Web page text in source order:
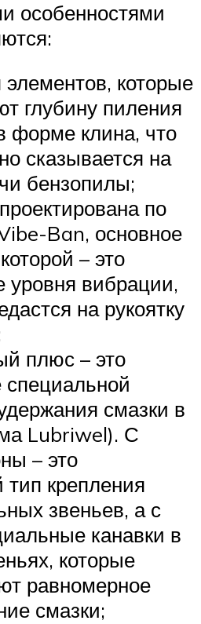
особенностями
элементов, которые
глубину пиления
форме клина, что
сказывается на
бензопилы;
по
Ban, основное
– это
вибрации,
на рукоятку
плюс – это
смазки в
Lubriwel). С
– это
крепления
звеньев, а с
канавки в
которые
равномерное
смазки;